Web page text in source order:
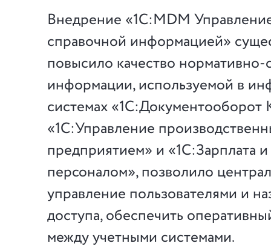
Внедрение «1С:MDM
справочной информацией»
повысило качество
информации, используемой в
системах
«1С:Управление
предприятием» и «1С:Зарплата
персоналом», позволило
управление пользователями и
доступа, обеспечить
между учетными системами.